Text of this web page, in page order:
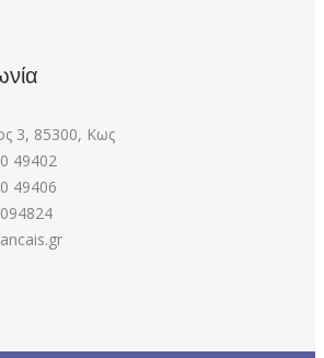
3, 85300, Κως
49402
49406